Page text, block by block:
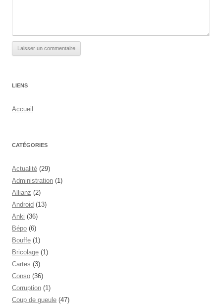
LIENS
Accueil
CATÉGORIES
Actualité (29)
Administration (1)
Allianz (2)
Android (13)
Anki (36)
Bépo (6)
Bouffe (1)
Bricolage (1)
Cartes (3)
Conso (36)
Corruption (1)
Coup de gueule (47)